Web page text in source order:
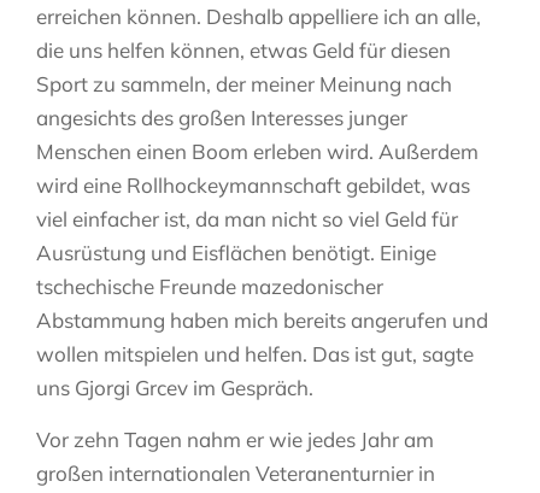
erreichen können. Deshalb appelliere ich an alle,
die uns helfen können, etwas Geld für diesen
Sport zu sammeln, der meiner Meinung nach
angesichts des großen Interesses junger
Menschen einen Boom erleben wird. Außerdem
wird eine Rollhockeymannschaft gebildet, was
viel einfacher ist, da man nicht so viel Geld für
Ausrüstung und Eisflächen benötigt. Einige
tschechische Freunde mazedonischer
Abstammung haben mich bereits angerufen und
wollen mitspielen und helfen. Das ist gut, sagte
uns Gjorgi Grcev im Gespräch.
Vor zehn Tagen nahm er wie jedes Jahr am
großen internationalen Veteranenturnier in